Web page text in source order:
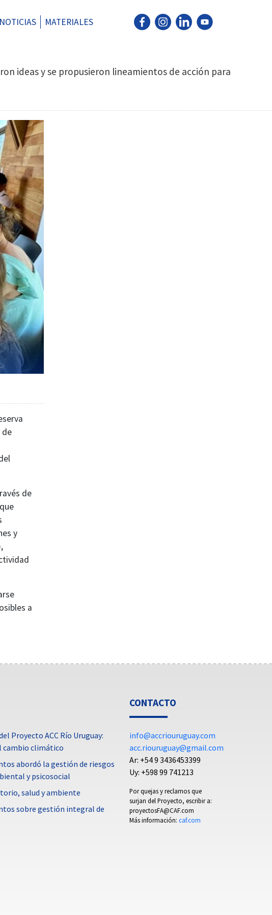
NOTICIAS MATERIALES
ideas y se propusieron lineamientos de acción para
de
de
y
a
Proyecto ACC Río Uruguay:
cambio climático
abordó la gestión de riesgos
y psicosocial
salud y ambiente
sobre gestión integral de
CONTACTO
info@accriouruguay.com
acc.riouruguay@gmail.com
Ar: +54 9 3436453399
Uy: +598 99 741213
Por quejas y reclamos que
surjan del Proyecto, escribir a:
proyectosFA@CAF.com
Más información: caf.com